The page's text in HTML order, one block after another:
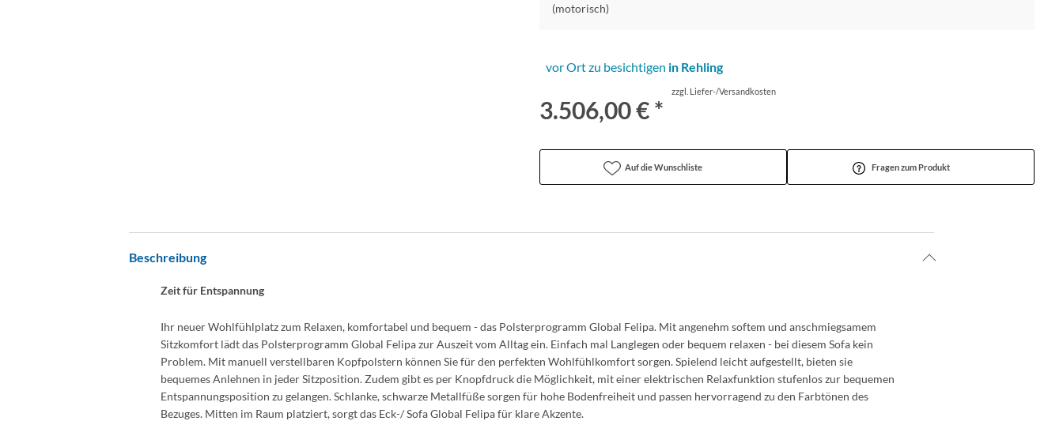
(motorisch)
vor Ort zu besichtigen in Rehling
3.506,00 € *
zzgl. Liefer-/Versandkosten
Auf die Wunschliste Fragen zum Produkt
Beschreibung
Zeit für Entspannung
Ihr neuer Wohlfühlplatz zum Relaxen, komfortabel und bequem - das Polsterprogramm Global Felipa. Mit angenehm softem und anschmiegsamem
Sitzkomfort lädt das Polsterprogramm Global Felipa zur Auszeit vom Alltag ein. Einfach mal Langlegen oder bequem relaxen - bei diesem Sofa kein
Problem. Mit manuell verstellbaren Kopfpolstern können Sie für den perfekten Wohlfühlkomfort sorgen. Spielend leicht aufgestellt, bieten sie
bequemes Anlehnen in jeder Sitzposition. Zudem gibt es per Knopfdruck die Möglichkeit, mit einer elektrischen Relaxfunktion stufenlos zur bequemen
Entspannungsposition zu gelangen. Schlanke, schwarze Metallfüße sorgen für hohe Bodenfreiheit und passen hervorragend zu den Farbtönen des
Bezuges. Mitten im Raum platziert, sorgt das Eck-/ Sofa Global Felipa für klare Akzente.